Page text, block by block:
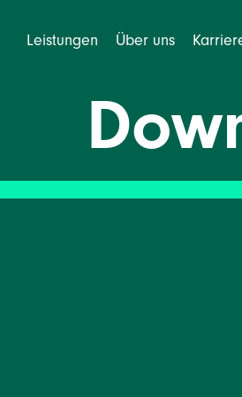
Leistungen Über uns